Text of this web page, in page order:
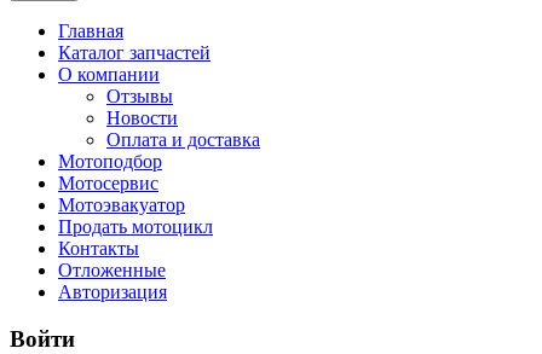
Главная
Каталог запчастей
О компании
Отзывы
Новости
Оплата и доставка
Мотоподбор
Мотосервис
Мотоэвакуатор
Продать мотоцикл
Контакты
Отложенные
Авторизация
Войти